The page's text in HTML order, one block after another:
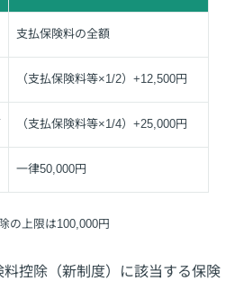
支払保険料の全額
（支払保険料等×1/2）+12,500円
（支払保険料等×1/4）+25,000円
一律50,000円
の上限は100,000円
控除（新制度）に該当する保険